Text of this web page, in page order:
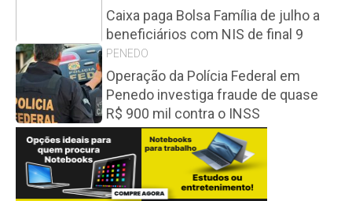
Caixa paga Bolsa Família de julho a
beneficiários com NIS de final 9
PENEDO
Operação da Polícia Federal em
Penedo investiga fraude de quase
R$ 900 mil contra o INSS